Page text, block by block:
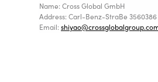
Name: Cross Global GmbH
Address: Carl-Benz-StraBe
Email: